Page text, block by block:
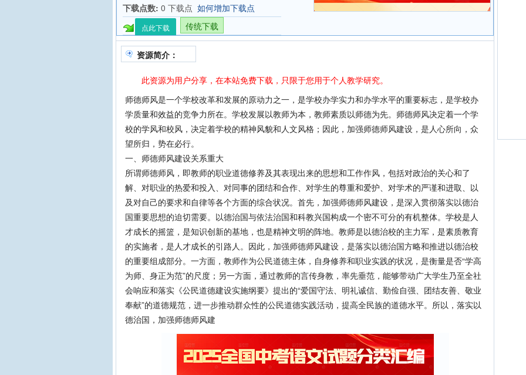
下载点数: 0 下载点 如何增加下载点
点此下载 传统下载
资源简介：
此资源为用户分享，在本站免费下载，只限于您用于个人教学研究。
师德师风是一个学校改革和发展的原动力之一，是学校办学实力和办学水平的重要标志，是学校办
学质量和效益的竞争力所在。学校发展以教师为本，教师素质以师德为先。师德师风决定着一个学
校的学风和校风，决定着学校的精神风貌和人文风格；因此，加强师德师风建设，是人心所向，众
望所归，势在必行。
一、师德师风建设关系重大
所谓师德师风，即教师的职业道德修养及其表现出来的思想和工作作风，包括对政治的关心和了
解、对职业的热爱和投入、对同事的团结和合作、对学生的尊重和爱护、对学术的严谨和进取、以
及对自己的要求和自律等各个方面的综合状况。首先，加强师德师风建设，是深入贯彻落实以德治
国重要思想的迫切需要。以德治国与依法治国和科教兴国构成一个密不可分的有机整体。学校是人
才成长的摇篮，是知识创新的基地，也是精神文明的阵地。教师是以德治校的主力军，是素质教育
的实施者，是人才成长的引路人。因此，加强师德师风建设，是落实以德治国方略和推进以德治校
的重要组成部分。一方面，教师作为公民道德主体，自身修养和职业实践的状况，是衡量是否“学高
为师、身正为范”的尺度；另一方面，通过教师的言传身教，率先垂范，能够带动广大学生乃至全社
会响应和落实《公民道德建设实施纲要》提出的“爱国守法、明礼诚信、勤俭自强、团结友善、敬业
奉献”的道德规范，进一步推动群众性的公民道德实践活动，提高全民族的道德水平。所以，落实以
德治国，加强师德师风建